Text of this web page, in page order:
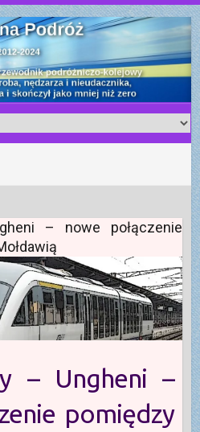
– nowe połączenie
– Ungheni –
pomiędzy